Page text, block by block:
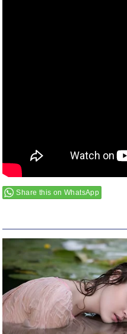
Share this on WhatsApp